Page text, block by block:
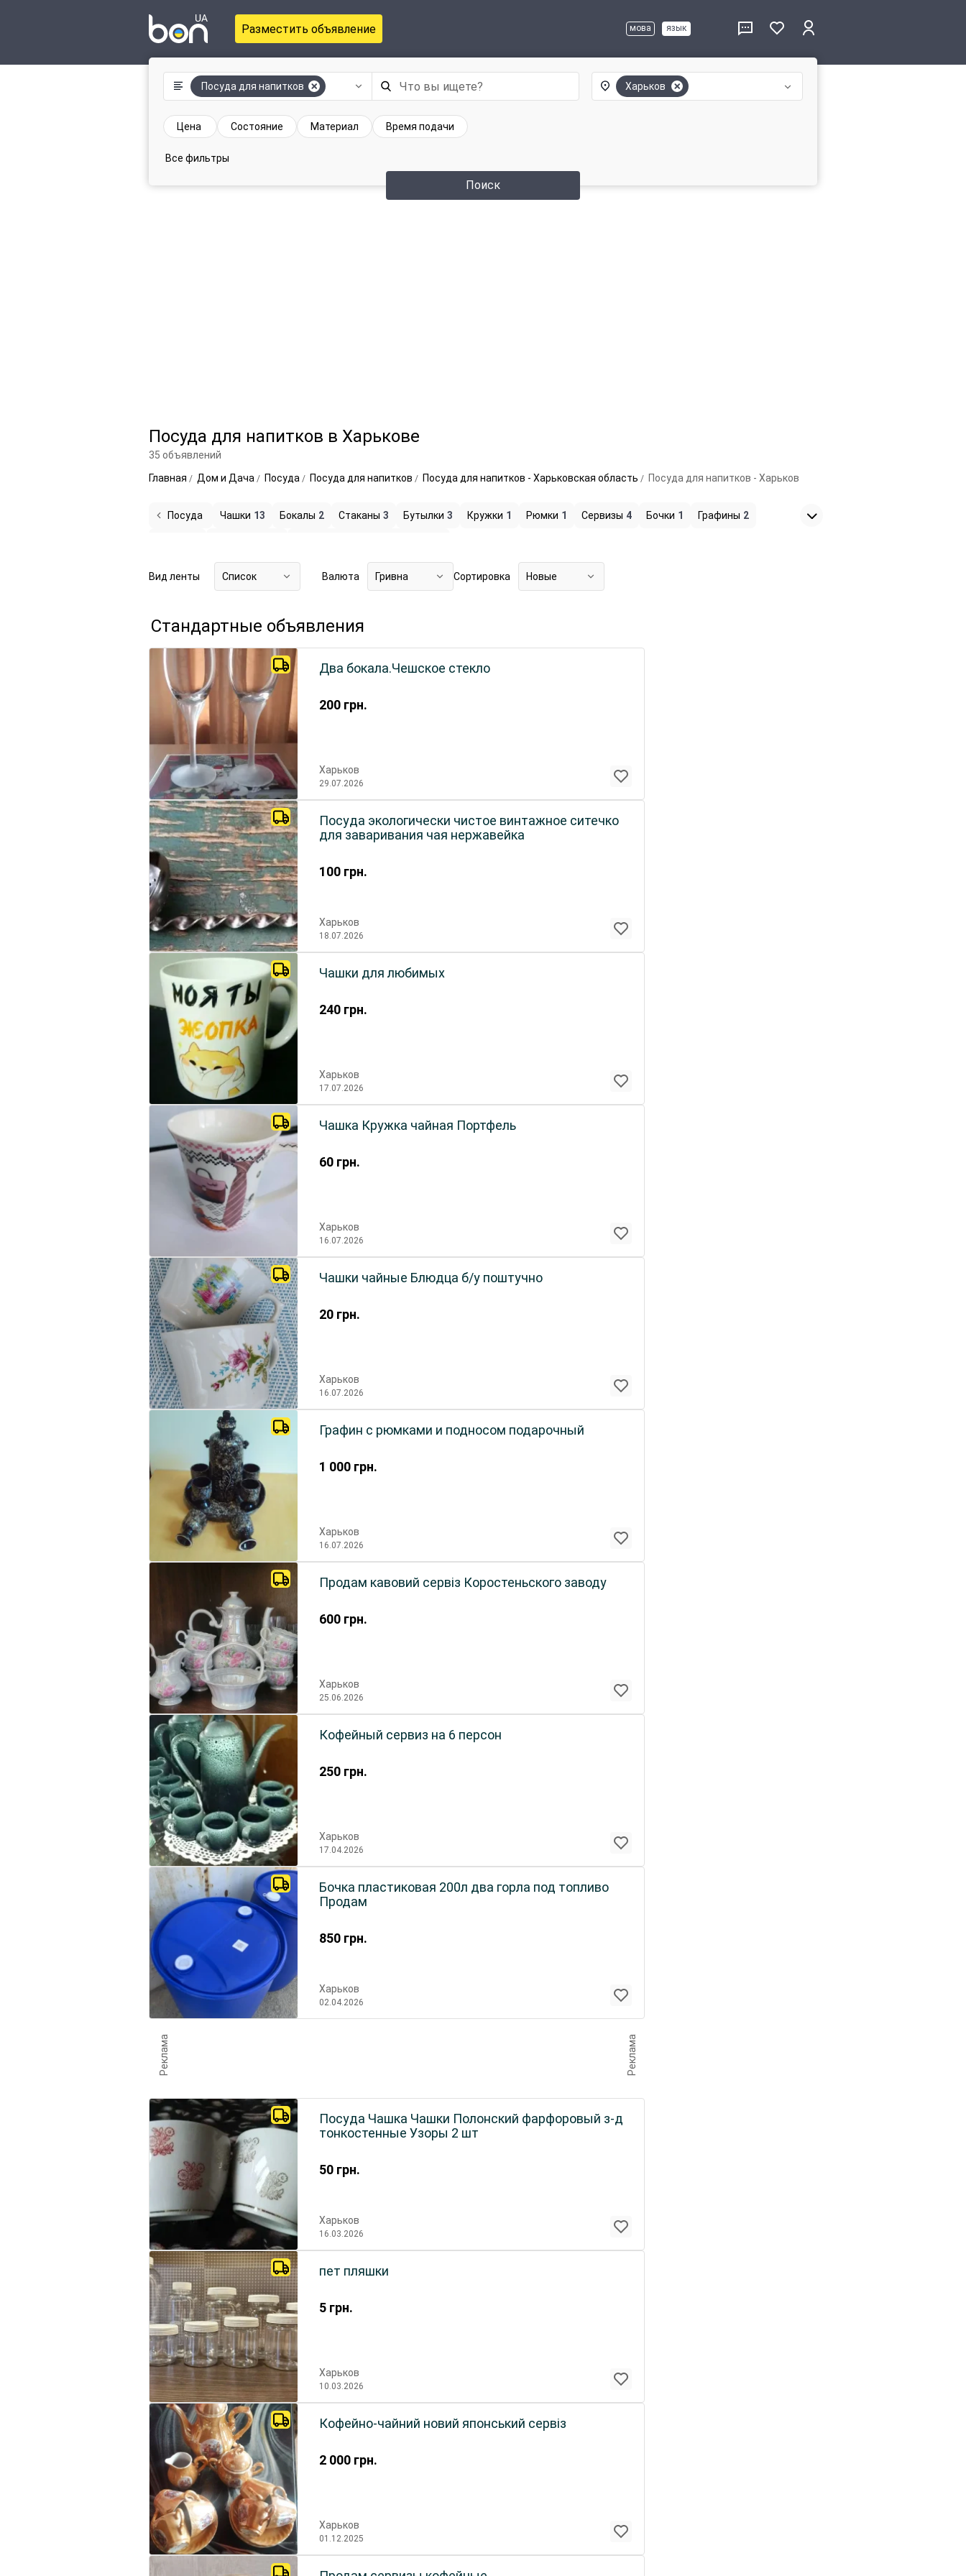
Разместить объявление мова язык
Посуда для напитков Харьков
Поиск
Цена Состояние Материал Время подачи
Все фильтры
Посуда для напитков в Харькове
35 объявлений
Главная
Дом и Дача Посуда Посуда для напитков Посуда для напитков - Харьковская область Посуда для напитков - Харьков
Посуда Чашки 13 Бокалы 2 Стаканы 3 Бутылки 3 Кружки 1 Рюмки 1 Сервизы 4 Бочки 1 Графины 2
Вид ленты Список Валюта Гривна Сортировка Новые
Стандартные объявления
200 грн.
Два бокала.Чешское стекло
Харьков
29.07.2026
100 грн.
Посуда экологически чистое винтажное ситечко
для заваривания чая нержавейка
Харьков
18.07.2026
240 грн.
Чашки для любимых
Харьков
17.07.2026
60 грн.
Чашка Кружка чайная Портфель
Харьков
16.07.2026
20 грн.
Чашки чайные Блюдца б/у поштучно
Харьков
16.07.2026
1 000 грн.
Графин с рюмками и подносом подарочный
Харьков
16.07.2026
600 грн.
Продам кавовий сервіз Коростеньского заводу
Харьков
25.06.2026
250 грн.
Кофейный сервиз на 6 персон
Харьков
17.04.2026
850 грн.
Бочка пластиковая 200л два горла под топливо
Продам
Харьков
02.04.2026
Реклама Реклама
50 грн.
Посуда Чашка Чашки Полонский фарфоровый з-д
тонкостенные Узоры 2 шт
Харьков
16.03.2026
5 грн.
пет пляшки
Харьков
10.03.2026
2 000 грн.
Кофейно-чайний новий японський сервіз
Харьков
01.12.2025